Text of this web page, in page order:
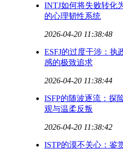
INTJ如何将失败转化
的心理韧性系统
2026-04-20 11:38:48
ESFJ的过度干涉：执
感的极致追求
2026-04-20 11:38:44
ISFP的随波逐流：探
观与温柔反叛
2026-04-20 11:38:42
ISTP的漠不关心：鉴